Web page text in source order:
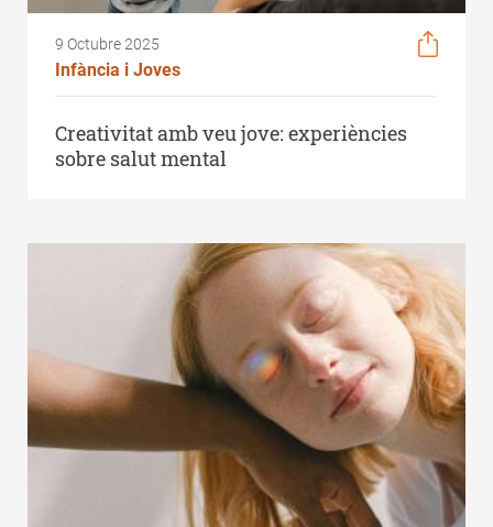
9 Octubre 2025
Infància i Joves
Creativitat amb veu jove: experiències
sobre salut mental